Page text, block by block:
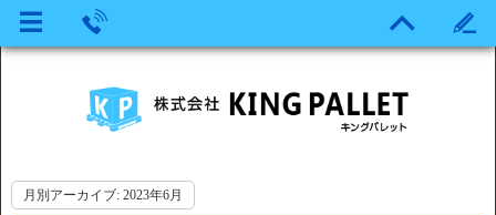
月別アーカイブ: 2023年6月